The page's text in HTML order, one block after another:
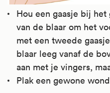
Hou een gaasje bij
van de blaar om het
met een tweede
blaar leeg vanaf de
aan met je vingers,
Plak een gewone